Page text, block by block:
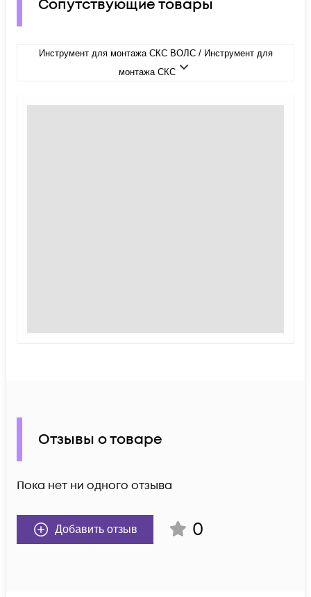
Сопутствующие товары
Инструмент для монтажа СКС ВОЛС / Инструмент для
монтажа СКС
Отзывы о товаре
Пока нет ни одного отзыва
Добавить отзыв 0